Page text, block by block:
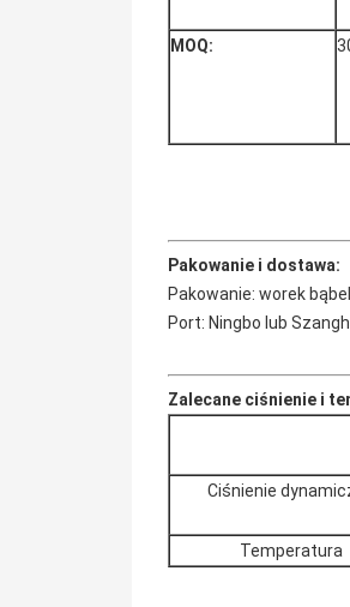
MOQ:
Pakowanie i dostawa:
Pakowanie: worek
Port: Ningbo lub
Zalecane ciśnienie i
Ciśnienie
Temperatura